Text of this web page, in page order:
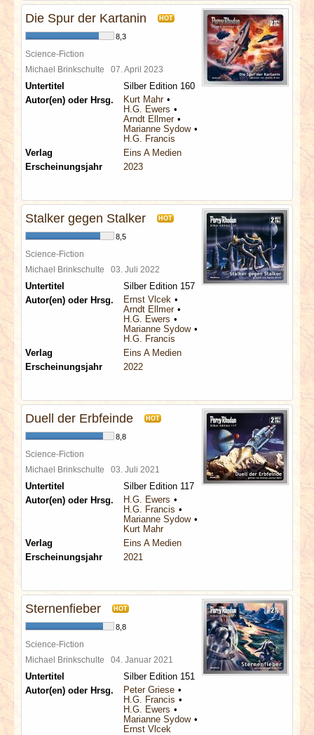
Die Spur der Kartanin HOT
8,3
Science-Fiction
Michael Brinkschulte 07. April 2023
Untertitel
Silber Edition 160
Autor(en) oder Hrsg.
Kurt Mahr
H.G. Ewers
Arndt Ellmer
Marianne Sydow
H.G. Francis
Verlag
Eins A Medien
Erscheinungsjahr
2023
Stalker gegen Stalker HOT
8,5
Science-Fiction
Michael Brinkschulte 03. Juli 2022
Untertitel
Silber Edition 157
Autor(en) oder Hrsg.
Ernst Vlcek
Arndt Ellmer
H.G. Ewers
Marianne Sydow
H.G. Francis
Verlag
Eins A Medien
Erscheinungsjahr
2022
Duell der Erbfeinde HOT
8,8
Science-Fiction
Michael Brinkschulte 03. Juli 2021
Untertitel
Silber Edition 117
Autor(en) oder Hrsg.
H.G. Ewers
H.G. Francis
Marianne Sydow
Kurt Mahr
Verlag
Eins A Medien
Erscheinungsjahr
2021
Sternenfieber HOT
8,8
Science-Fiction
Michael Brinkschulte 04. Januar 2021
Untertitel
Silber Edition 151
Autor(en) oder Hrsg.
Peter Griese
H.G. Francis
H.G. Ewers
Marianne Sydow
Ernst Vlcek